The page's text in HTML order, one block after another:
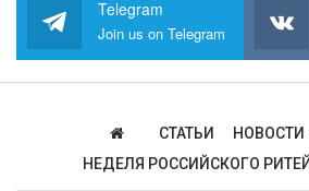
Telegram
Join us on Telegram
СТАТЬИ НОВОСТИ
НЕДЕЛЯ РОССИЙСКОГО